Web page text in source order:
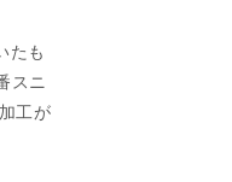
たも
スニ
工が